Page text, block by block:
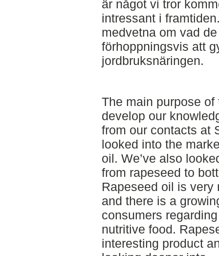
är något vi tror
intressant i
medvetna om vad
förhoppningsvis att
jordbruksnäringen.
The main purpose
develop our
from our contacts at
looked into the
oil. We’ve also
from rapeseed to
Rapeseed oil is very
and there is a
consumers
nutritive food.
interesting product